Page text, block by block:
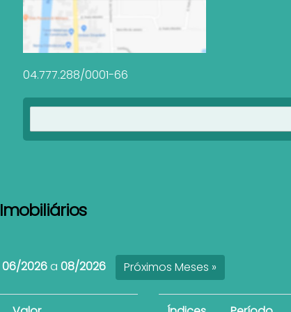
04.777.288/0001-66
06/2026a 08/2026 Próximos Meses »